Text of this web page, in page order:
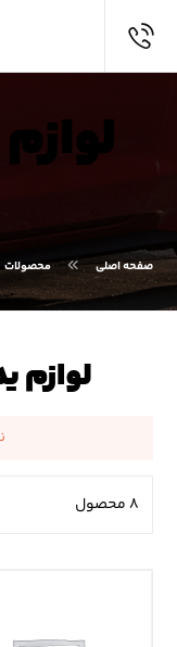
صفحه اصلی محصولات
لوازم